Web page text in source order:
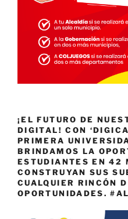
¡EL FUTURO DE
DIGITAL! CON
PRIMERA
BRINDAMOS LA
ESTUDIANTES EN 42
CONSTRUYAN SUS
CUALQUIER RINCÓN
OPORTUNIDADES.